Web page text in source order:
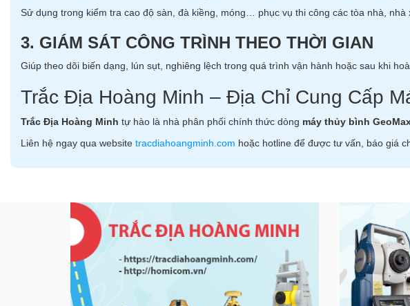
Sử dụng trong kiểm tra cao độ sàn, đà kiềng, móng… phục vụ thi công các tòa nhà, nhà
3. GIÁM SÁT CÔNG TRÌNH THEO THỜI GIAN
Giúp theo dõi biến dạng, lún sụt, nghiêng lệch trong quá trình vận hành hoặc sau khi
Trắc Địa Hoàng Minh – Địa Chỉ Cung Cấp
Trắc Địa Hoàng Minh tự hào là nhà phân phối chính thức dòng máy thủy bình
Liên hệ ngay qua website tracdiahoangminh.com hoặc hotline để được tư vấn, báo giá